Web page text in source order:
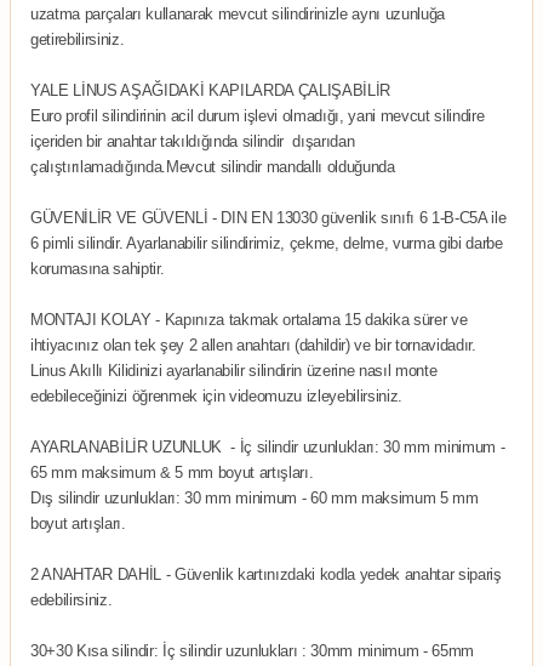
uzatma parçaları kullanarak mevcut silindirinizle aynı uzunluğa
getirebilirsiniz.
YALE LİNUS AŞAĞIDAKİ KAPILARDA ÇALIŞABİLİR
Euro profil silindirinin acil durum işlevi olmadığı, yani mevcut silindire
içeriden bir anahtar takıldığında silindir dışarıdan
çalıştırılamadığında.Mevcut silindir mandallı olduğunda
GÜVENİLİR VE GÜVENLİ - DIN EN 13030 güvenlik sınıfı 6 1-B-C5A ile
6 pimli silindir. Ayarlanabilir silindirimiz, çekme, delme, vurma gibi darbe
korumasına sahiptir.
MONTAJI KOLAY - Kapınıza takmak ortalama 15 dakika sürer ve
ihtiyacınız olan tek şey 2 allen anahtarı (dahildir) ve bir tornavidadır.
Linus Akıllı Kilidinizi ayarlanabilir silindirin üzerine nasıl monte
edebileceğinizi öğrenmek için videomuzu izleyebilirsiniz.
AYARLANABİLİR UZUNLUK - İç silindir uzunlukları: 30 mm minimum -
65 mm maksimum & 5 mm boyut artışları.
Dış silindir uzunlukları: 30 mm minimum - 60 mm maksimum 5 mm
boyut artışları.
2 ANAHTAR DAHİL - Güvenlik kartınızdaki kodla yedek anahtar sipariş
edebilirsiniz.
30+30 Kısa silindir: İç silindir uzunlukları : 30mm minimum - 65mm